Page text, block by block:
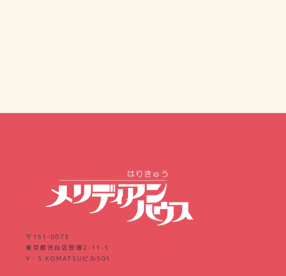
〒151-0073
東京都渋谷区笹塚2-11-1
Y・S KOMATSUビル501